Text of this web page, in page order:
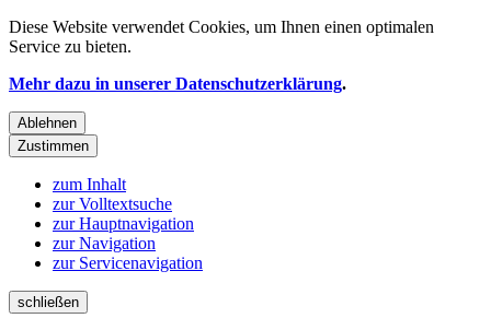
Diese Website verwendet Cookies, um Ihnen einen optimalen
Service zu bieten.
Mehr dazu in unserer Datenschutzerklärung.
Ablehnen
Zustimmen
zum Inhalt
zur Volltextsuche
zur Hauptnavigation
zur Navigation
zur Servicenavigation
schließen